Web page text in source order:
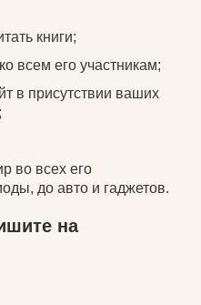
книги;
всем его участникам;
в присутствии ваших
во всех его
до авто и гаджетов.
на